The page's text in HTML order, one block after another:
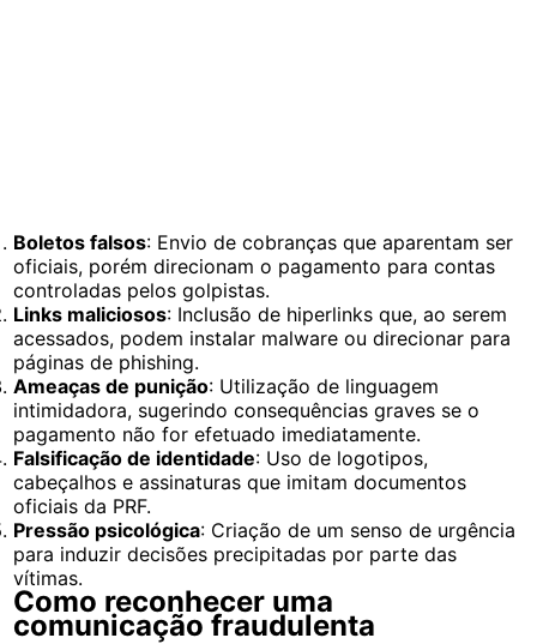
Boletos falsos: Envio de cobranças que aparentam ser
oficiais, porém direcionam o pagamento para contas
controladas pelos golpistas.
Links maliciosos: Inclusão de hiperlinks que, ao serem
acessados, podem instalar malware ou direcionar para
páginas de phishing.
Ameaças de punição: Utilização de linguagem
intimidadora, sugerindo consequências graves se o
pagamento não for efetuado imediatamente.
Falsificação de identidade: Uso de logotipos,
cabeçalhos e assinaturas que imitam documentos
oficiais da PRF.
Pressão psicológica: Criação de um senso de urgência
para induzir decisões precipitadas por parte das
vítimas.
Como reconhecer uma
comunicação fraudulenta